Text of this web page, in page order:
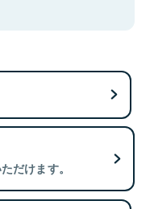
だけます。